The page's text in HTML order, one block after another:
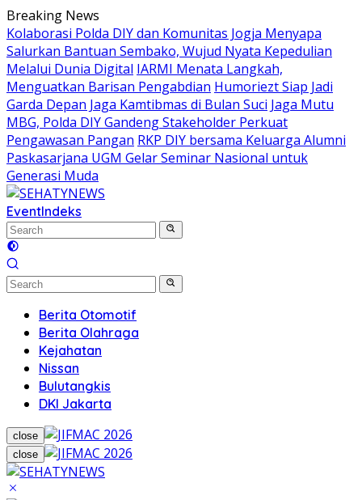
Skip
to
content
Breaking News
Kolaborasi Polda DIY dan Komunitas Jogja Menyapa
Salurkan Bantuan Sembako, Wujud Nyata Kepedulian
Melalui Dunia Digital IARMI Menata Langkah,
Menguatkan Barisan Pengabdian Humoriezt Siap Jadi
Garda Depan Jaga Kamtibmas di Bulan Suci Jaga Mutu
MBG, Polda DIY Gandeng Stakeholder Perkuat
Pengawasan Pangan RKP DIY bersama Keluarga Alumni
Paskasarjana UGM Gelar Seminar Nasional untuk
Generasi Muda
EventIndeks
Berita Otomotif
Berita Olahraga
Kejahatan
Nissan
Bulutangkis
DKI Jakarta
close
close